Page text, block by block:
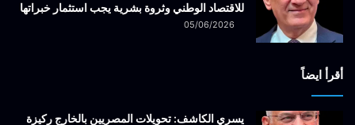
للاقتصاد الوطني وثروة بشرية يجب استثمار خبراتها
05/06/2026
أقرأ ايضاً
يسري الكاشف: تحويلات المصريين بالخارج ركيزة